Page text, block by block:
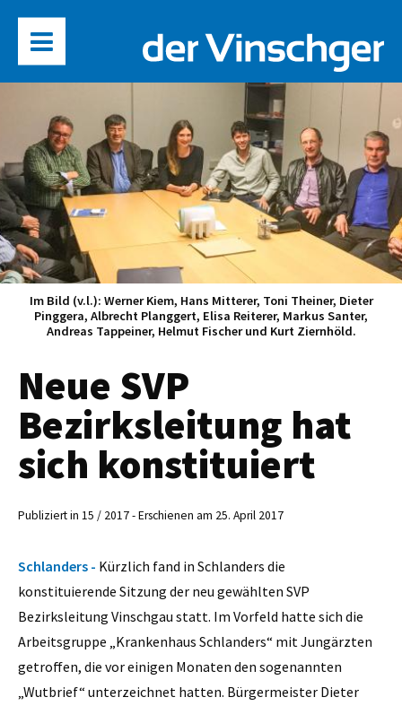
Im Bild (v.l.): Werner Kiem, Hans Mitterer, Toni Theiner, Dieter
Pinggera, Albrecht Planggert, Elisa Reiterer, Markus Santer,
Andreas Tappeiner, Helmut Fischer und Kurt Ziernhöld.
Neue SVP
Bezirksleitung hat
sich konstituiert
Publiziert in 15 / 2017 - Erschienen am 25. April 2017
Schlanders - Kürzlich fand in Schlanders die
konstituierende Sitzung der neu gewählten SVP
Bezirksleitung Vinschgau statt. Im Vorfeld hatte sich die
Arbeitsgruppe „Krankenhaus Schlanders“ mit Jungärzten
getroffen, die vor einigen Monaten den sogenannten
„Wutbrief“ unterzeichnet hatten. Bürgermeister Dieter